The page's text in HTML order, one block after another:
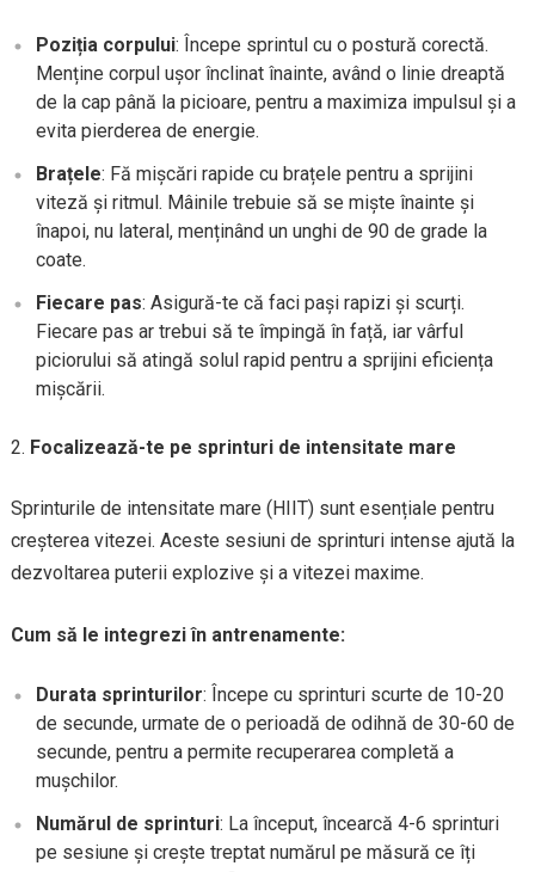
Poziția corpului: Începe sprintul cu o postură corectă.
Menține corpul ușor înclinat înainte, având o linie dreaptă
de la cap până la picioare, pentru a maximiza impulsul și a
evita pierderea de energie.
Brațele: Fă mișcări rapide cu brațele pentru a sprijini
viteză și ritmul. Mâinile trebuie să se miște înainte și
înapoi, nu lateral, menținând un unghi de 90 de grade la
coate.
Fiecare pas: Asigură-te că faci pași rapizi și scurți.
Fiecare pas ar trebui să te împingă în față, iar vârful
piciorului să atingă solul rapid pentru a sprijini eficiența
mișcării.
Focalizează-te pe sprinturi de intensitate mare
Sprinturile de intensitate mare (HIIT) sunt esențiale pentru
creșterea vitezei. Aceste sesiuni de sprinturi intense ajută la
dezvoltarea puterii explozive și a vitezei maxime.
Cum să le integrezi în antrenamente:
Durata sprinturilor: Începe cu sprinturi scurte de 10-20
de secunde, urmate de o perioadă de odihnă de 30-60 de
secunde, pentru a permite recuperarea completă a
mușchilor.
Numărul de sprinturi: La început, încearcă 4-6 sprinturi
pe sesiune și crește treptat numărul pe măsură ce îți